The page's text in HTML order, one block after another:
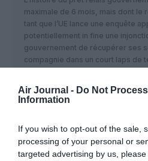
Air Journal - Do Not
Information
If you wish to opt-out of the sale,
processing of your personal or
targeted advertising by us,
maximale de 6 mois, mais dont le
tant que l’UE lance une enquête
potentiellement in fine une
gouvernement de récupérer ses
compagnie dans un court laps de
gouvernement hongrois a liquider
dans le laps de temps donne!